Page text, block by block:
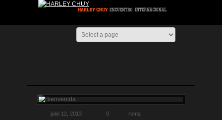
julio 12, 2013 0 roma